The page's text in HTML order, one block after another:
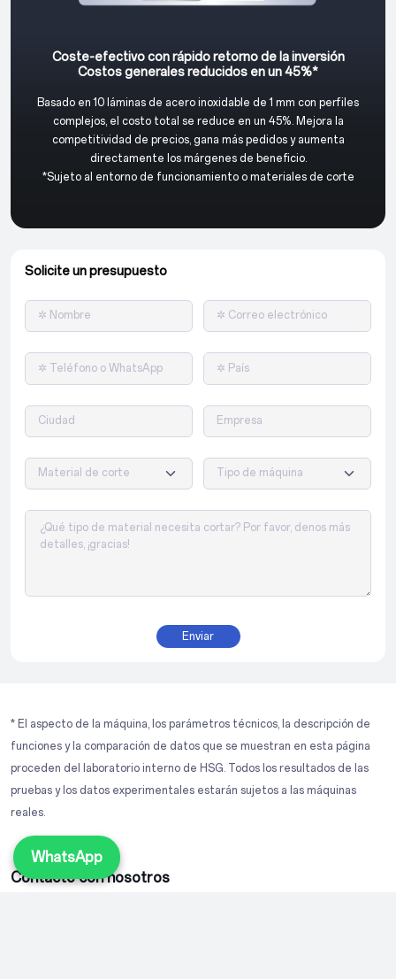
Coste-efectivo con rápido retorno de la inversión
Costos generales reducidos en un 45%*
Basado en 10 láminas de acero inoxidable de 1 mm con perfiles
complejos, el costo total se reduce en un 45%. Mejora la
competitividad de precios, gana más pedidos y aumenta
directamente los márgenes de beneficio.
*Sujeto al entorno de funcionamiento o materiales de corte
Solicite un presupuesto
Enviar
* El aspecto de la máquina, los parámetros técnicos, la descripción de
funciones y la comparación de datos que se muestran en esta página
proceden del laboratorio interno de HSG. Todos los resultados de las
pruebas y los datos experimentales estarán sujetos a las máquinas
reales.
Contacte con nosotros
WhatsApp